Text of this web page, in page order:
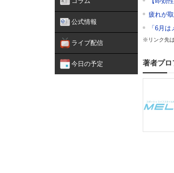
公式情報
ライブ配信
今日の予定
疲れが
「6月
※リンク先
著者プロ